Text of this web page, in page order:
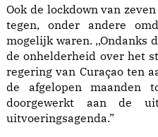
Ook de lockdown van
tegen, onder andere
mogelijk waren. ,,Ondanks
de onhelderheid over het
regering van Curaçao ten
de afgelopen maanden
doorgewerkt aan de
uitvoeringsagenda.”